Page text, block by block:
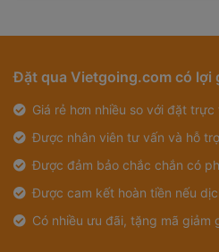
Đặt qua Vietgoing.com có lợi
Giá rẻ hơn nhiều so với đặt
Được nhân viên tư vấn và hỗ
Được đảm bảo chắc chắn có
Được cam kết hoàn tiền nếu
Có nhiều ưu đãi, tặng mã giảm